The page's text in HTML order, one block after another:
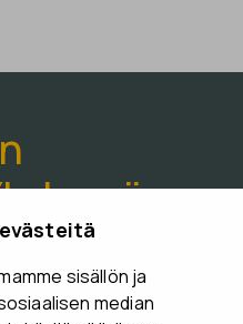
sisällön ja
median